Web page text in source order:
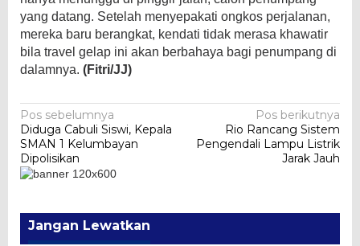
yang datang. Setelah menyepakati ongkos perjalanan,
mereka baru berangkat, kendati tidak merasa khawatir
bila travel gelap ini akan berbahaya bagi penumpang di
dalamnya. (Fitri/JJ)
Navigasi
pos
Pos sebelumnya
Diduga Cabuli Siswi, Kepala
SMAN 1 Kelumbayan
Dipolisikan
Pos berikutnya
Rio Rancang Sistem
Pengendali Lampu Listrik
Jarak Jauh
Jangan Lewatkan